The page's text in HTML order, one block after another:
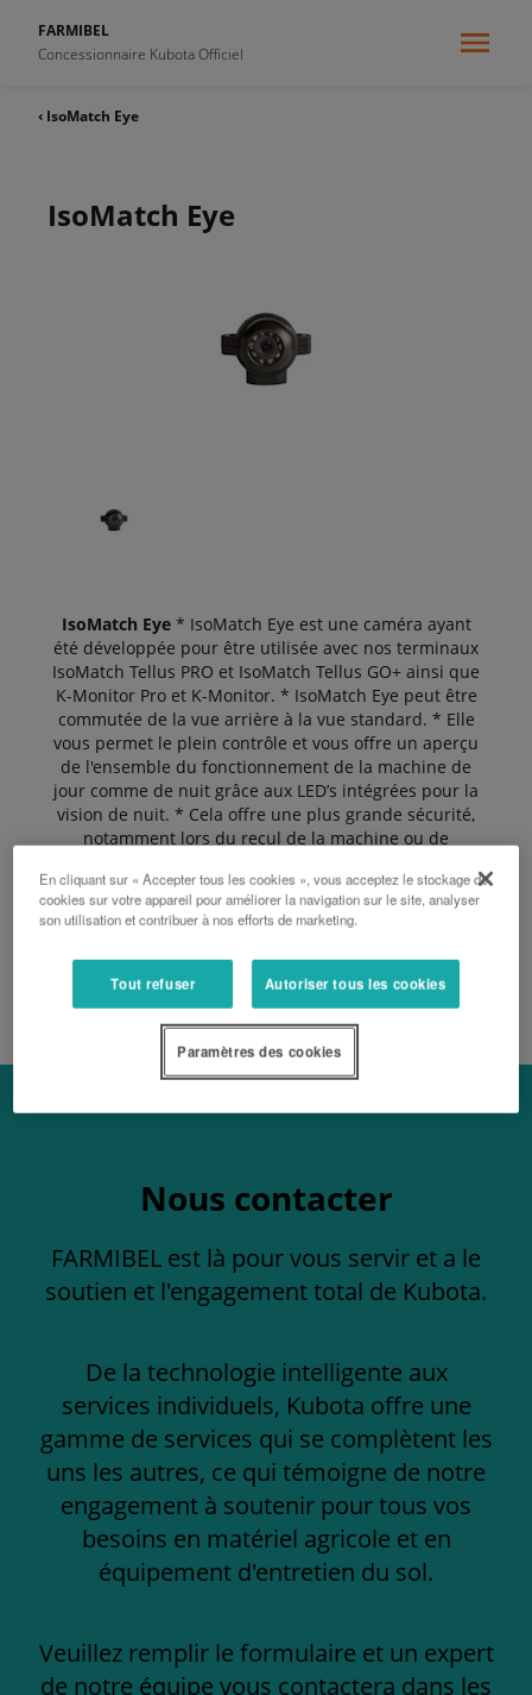
FARMIBEL
Concessionnaire Kubota Officiel
‹ IsoMatch Eye
IsoMatch Eye
IsoMatch Eye* IsoMatch Eye est une caméra ayant
été développée pour être utilisée avec nos terminaux
IsoMatch Tellus PRO et IsoMatch Tellus GO+ ainsi que
K-Monitor Pro et K-Monitor. * IsoMatch Eye peut être
commutée de la vue arrière à la vue standard. * Elle
vous permet le plein contrôle et vous offre un aperçu
de l'ensemble du fonctionnement de la machine de
jour comme de nuit grâce aux LED’s intégrées pour la
vision de nuit. * Cela offre une plus grande sécurité,
notamment lors du recul de la machine ou de
Nous contacter
FARMIBEL est là pour vous servir et a le
soutien et l'engagement total de Kubota.
De la technologie intelligente aux
services individuels, Kubota offre une
gamme de services qui se complètent les
uns les autres, ce qui témoigne de notre
engagement à soutenir pour tous vos
besoins en matériel agricole et en
équipement d'entretien du sol.
Veuillez remplir le formulaire et un expert
de notre équipe vous contactera dans les
En cliquant sur « Accepter tous les cookies », vous acceptez le stockage de
cookies sur votre appareil pour améliorer la navigation sur le site, analyser
son utilisation et contribuer à nos efforts de marketing.
Tout refuser Autoriser tous les cookies
Paramètres des cookies